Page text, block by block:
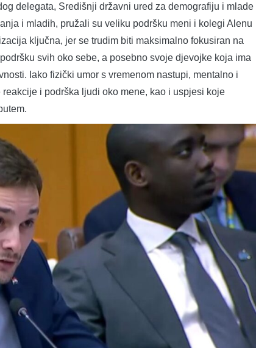
delegata, Središnji državni ured za demografiju i mlade
i mladih, pružali su veliku podršku meni i kolegi Alenu
ključna, jer se trudim biti maksimalno fokusiran na
svih oko sebe, a posebno svoje djevojke koja ima
Iako fizički umor s vremenom nastupi, mentalno i
i podrška ljudi oko mene, kao i uspjesi koje